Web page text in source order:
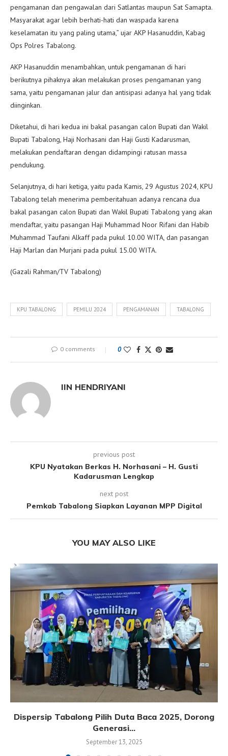
pengamanan dan pengawalan dari Satlantas maupun Sat Samapta.
Masyarakat agar lebih berhati-hati dan waspada karena
keselamatan itu yang paling utama,” ujar AKP Hasanuddin, Kabag
Ops Polres Tabalong.
AKP Hasanuddin menambahkan, untuk pengamanan di hari
berikutnya pihaknya akan melakukan proses pengamanan yang
sama, yaitu pengamanan jalur dan antisipasi adanya hal yang tidak
diinginkan.
Diketahui, di hari kedua ini bakal pasangan calon Bupati dan Wakil
Bupati Tabalong, Haji Norhasani dan Haji Gusti Kadarusman,
melakukan pendaftaran dengan didampingi ratusan massa
pendukung.
Selanjutnya, di hari ketiga, yaitu pada Kamis, 29 Agustus 2024, KPU
Tabalong telah menerima pemberitahuan adanya rencana dua
bakal pasangan calon Bupati dan Wakil Bupati Tabalong yang akan
mendaftar, yaitu pasangan Haji Muhammad Noor Rifani dan Habib
Muhammad Taufani Alkaff pada pukul 10.00 WITA, dan pasangan
Haji Marlan dan Murjani pada pukul 15.00 WITA.
(Gazali Rahman/TV Tabalong)
KPU TABALONG PEMILU 2024 PENGAMANAN TABALONG
0 comments 0
IIN HENDRIYANI
previous post
KPU Nyatakan Berkas H. Norhasani – H. Gusti
Kadarusman Lengkap
next post
Pemkab Tabalong Siapkan Layanan MPP Digital
YOU MAY ALSO LIKE
Dispersip Tabalong Pilih Duta Baca 2025, Dorong
Generasi...
September 13, 2025